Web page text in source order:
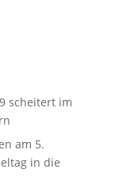
scheitert im
am 5.
in die